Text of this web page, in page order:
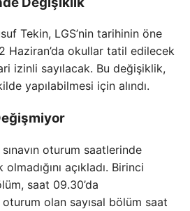
Tekin, LGS’nin tarihinin öne
Haziran’da okullar tatil edilecek
izinli sayılacak. Bu değişiklik,
yapılabilmesi için alındı.
oturum saatlerinde
açıkladı. Birinci
saat 09.30’da
olan sayısal bölüm saat